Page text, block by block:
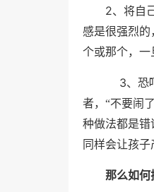
2、将自
感是很强烈的
个或那个，一
3、恐
者，“不要闹
种做法都是错
同样会让孩
那么如何